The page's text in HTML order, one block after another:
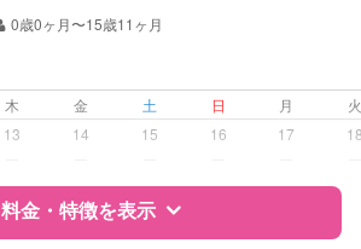
対応不可
夜間対応
お泊まり保育
病児、病後児、ともに不可
0歳0ヶ月〜15歳11ヶ月
木 金 土 日 月
13 14 15 16 17
料金・特徴を表示